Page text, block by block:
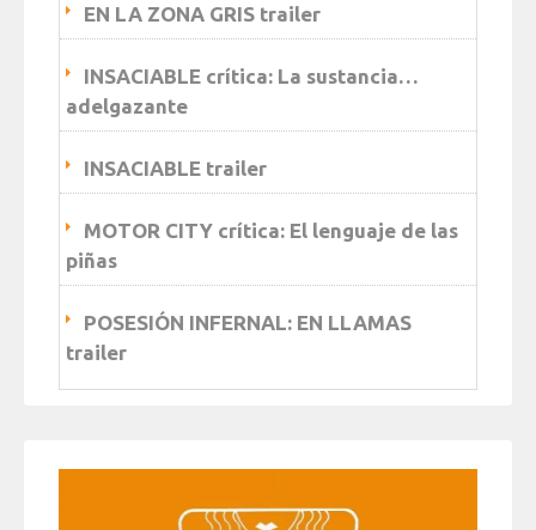
EN LA ZONA GRIS trailer
INSACIABLE crítica: La sustancia…
adelgazante
INSACIABLE trailer
MOTOR CITY crítica: El lenguaje de las
piñas
POSESIÓN INFERNAL: EN LLAMAS
trailer